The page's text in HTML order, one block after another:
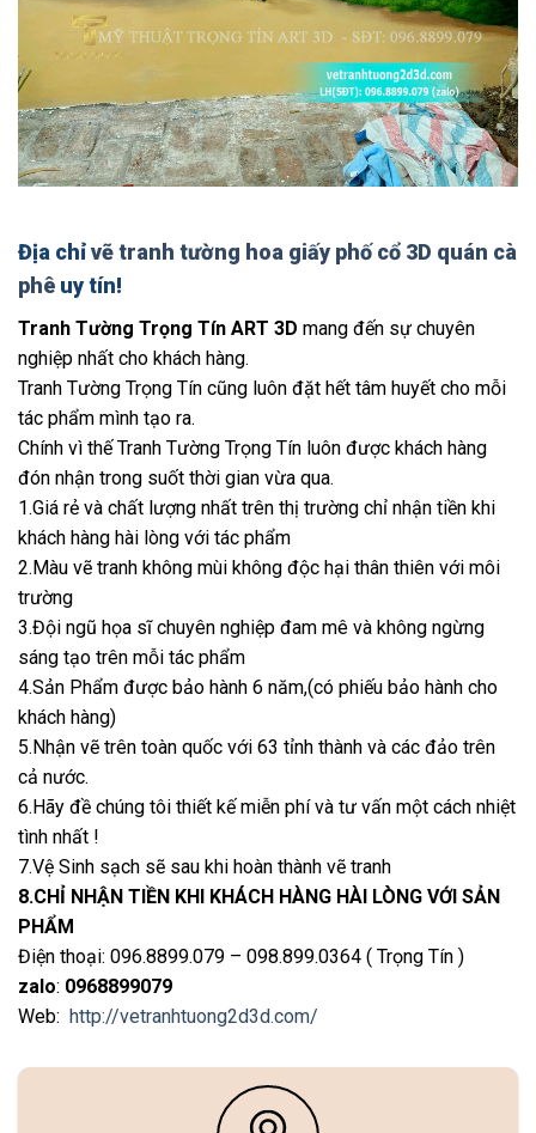
Địa chỉvẽ tranh tường hoa giấy phố cổ 3D quán cà
phê uy tín!
Tranh Tường Trọng Tín ART 3D mang đến sự chuyên
nghiệp nhất cho khách hàng.
Tranh Tường Trọng Tín cũng luôn đặt hết tâm huyết cho mỗi
tác phẩm mình tạo ra.
Chính vì thế Tranh Tường Trọng Tín luôn được khách hàng
đón nhận trong suốt thời gian vừa qua.
1.Giá rẻ và chất lượng nhất trên thị trường chỉ nhận tiền khi
khách hàng hài lòng với tác phẩm
2.Màu vẽ tranh không mùi không độc hại thân thiên với môi
trường
3.Đội ngũ họa sĩ chuyên nghiệp đam mê và không ngừng
sáng tạo trên mỗi tác phẩm
4.Sản Phẩm được bảo hành 6 năm,(có phiếu bảo hành cho
khách hàng)
5.Nhận vẽ trên toàn quốc với 63 tỉnh thành và các đảo trên
cả nước.
6.Hãy đề chúng tôi thiết kế miễn phí và tư vấn một cách nhiệt
tình nhất !
7.Vệ Sinh sạch sẽ sau khi hoàn thành vẽ tranh
8.CHỈ NHẬN TIỀN KHI KHÁCH HÀNG HÀI LÒNG VỚI SẢN
PHẨM
Điện thoại: 096.8899.079 – 098.899.0364 ( Trọng Tín )
zalo: 0968899079
Web: http://vetranhtuong2d3d.com/